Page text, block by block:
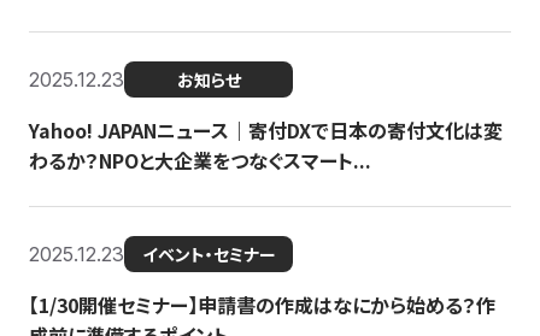
2025.12.23 お知らせ
Yahoo! JAPANニュース｜寄付DXで日本の寄付文化は変
わるか？NPOと大企業をつなぐスマート...
2025.12.23 イベント・セミナー
【1/30開催セミナー】申請書の作成はなにから始める？作